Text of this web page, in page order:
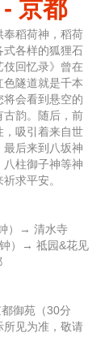
京都
奉稻荷神，稻荷
式各样的狐狸石
回忆录》曾在
隧道就是千本
会看到悬空的
古韵。随后，前
，吸引着来自世
后来到八坂神
柱御子神等神
求平安。
）→ 清水寺
）→ 祗园&花见
御苑（30分
所见为准，敬请